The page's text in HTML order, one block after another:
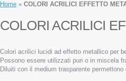
Home » COLORI ACRILICI EFFETTO
COLORI ACRILICI
Colori acrilici lucidi ad effetto metallico per
Possono essere utilizzati puri o in miscela
Diluiti con il medium trasparente